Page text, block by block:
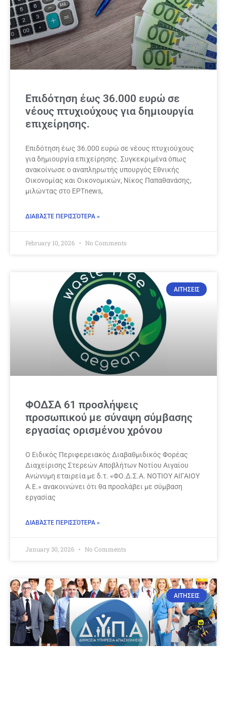
Επιδότηση έως 36.000 ευρώ σε
νέους πτυχιούχους για δημιουργία
επιχείρησης.
Επιδότηση έως 36.000 ευρώ σε νέους πτυχιούχους
για δημιουργία επιχείρησης. Συγκεκριμένα όπως
ανακοίνωσε ο αναπληρωτής υπουργός Εθνικής
Οικονομίας και Οικονομικών, Νίκος Παπαθανάσης,
μιλώντας στο ΕΡΤnews,
ΔΙΑΒΆΣΤΕ ΠΕΡΙΣΣΌΤΕΡΑ »
February 10, 2026 No Comments
ΑΙΤΗΣΕΙΣ
ΦΟΔΣΑ 61 προσλήψεις
προσωπικού με σύναψη σύμβασης
εργασίας ορισμένου χρόνου
Ο Ειδικός Περιφερειακός Διαβαθμιδικός Φορέας
Διαχείρισης Στερεών Αποβλήτων Νοτίου Αιγαίου
Ανώνυμη εταιρεία με δ.τ. «ΦΟ.Δ.Σ.Α. ΝΟΤΙΟΥ ΑΙΓΑΙΟΥ
Α.Ε.» ανακοινώνει ότι θα προσλάβει με σύμβαση
εργασίας
ΔΙΑΒΆΣΤΕ ΠΕΡΙΣΣΌΤΕΡΑ »
January 30, 2026 No Comments
ΑΙΤΗΣΕΙΣ